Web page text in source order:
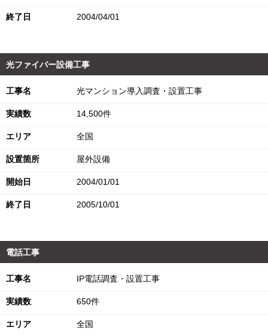
終了日 2004/04/01
光ファイバー設備工事
工事名 光マンション導入調査・設置工事
実績数 14,500件
エリア 全国
設置箇所 屋外設備
開始日 2004/01/01
終了日 2005/10/01
電話工事
工事名 IP電話調査・設置工事
実績数 650件
エリア 全国